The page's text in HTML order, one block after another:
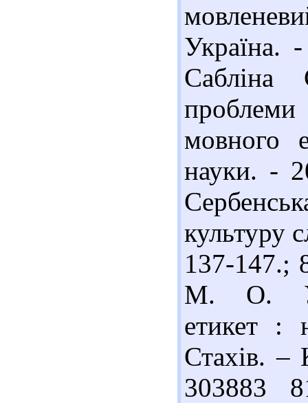
мовного
науки. -
культуру
137-147.;
М. О.
етикет :
Стахів.
303883